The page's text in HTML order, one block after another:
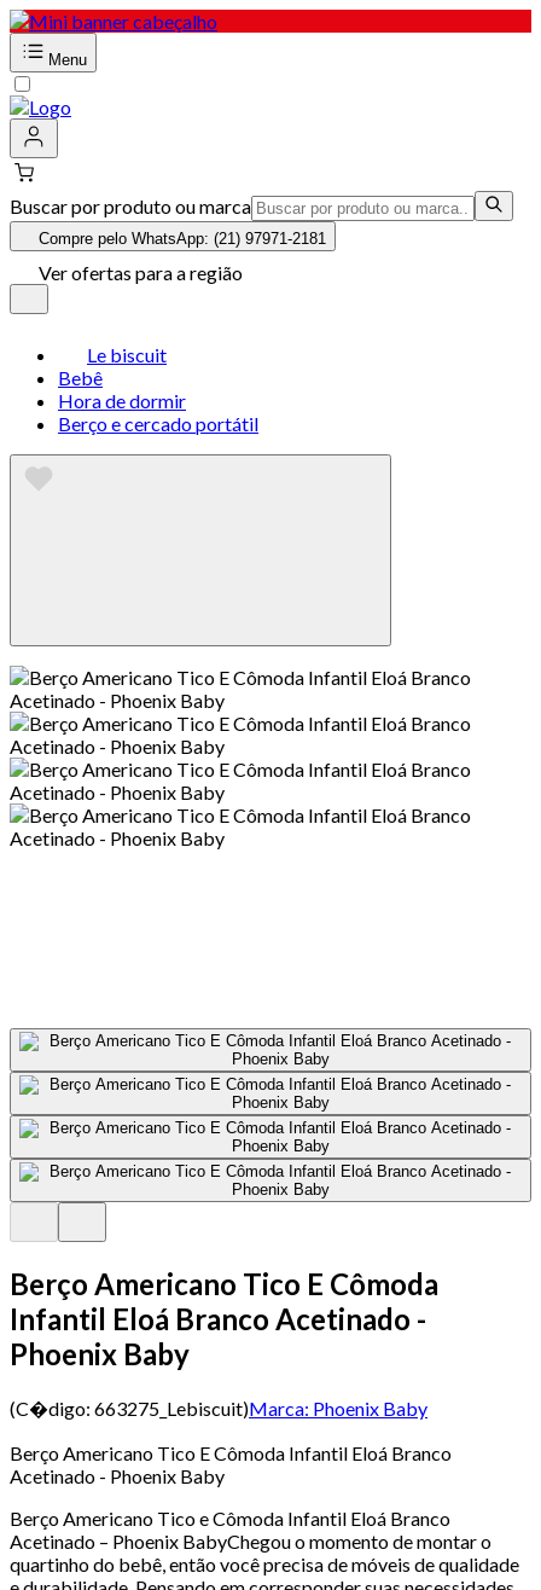
Menu
Buscar por produto ou marca
Compre pelo WhatsApp: (21) 97971-2181
Ver ofertas para a região
Le biscuit
Bebê
Hora de dormir
Berço e cercado portátil
Berço Americano Tico E Cômoda
Infantil Eloá Branco Acetinado -
Phoenix Baby
(C�digo: 663275_Lebiscuit)Marca: Phoenix Baby
Berço Americano Tico E Cômoda Infantil Eloá Branco
Acetinado - Phoenix Baby
Berço Americano Tico e Cômoda Infantil Eloá Branco
Acetinado – Phoenix BabyChegou o momento de montar o
quartinho do bebê, então você precisa de móveis de qualidade